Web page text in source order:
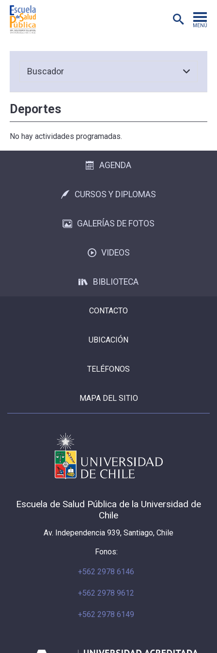
MENÚ
POSTGRADO
EDUCACIÓN CONTINUA
PREGRADO
Deportes
No hay actividades programadas.
AGENDA
CURSOS Y DIPLOMAS
GALERÍAS DE FOTOS
VIDEOS
BIBLIOTECA
CONTACTO
UBICACIÓN
TELÉFONOS
MAPA DEL SITIO
Escuela de Salud Pública de la Universidad de
Chile
Av. Independencia 939, Santiago, Chile
Fonos:
+562 2978 6146
+562 2978 9612
+562 2978 6149